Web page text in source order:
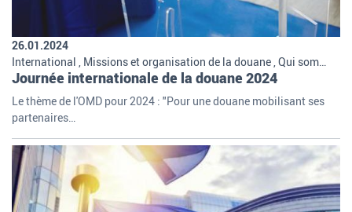
26.01.2024
Journée internationale de la douane 2024
Le thème de l'OMD pour 2024 : "Pour une douane mobilisant ses
partenaires…